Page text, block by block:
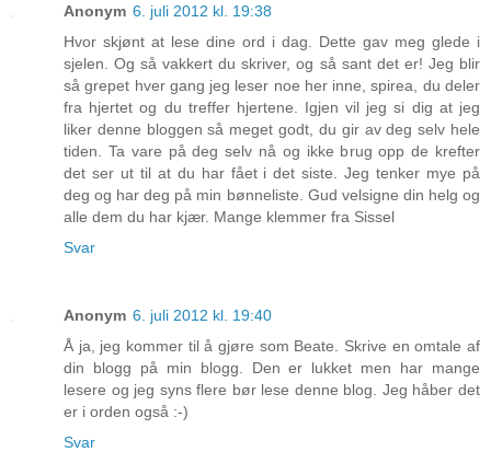
Anonym 6. juli 2012 kl. 19:38
Hvor skjønt at lese dine ord i dag. Dette gav meg glede i
sjelen. Og så vakkert du skriver, og så sant det er! Jeg blir
så grepet hver gang jeg leser noe her inne, spirea, du deler
fra hjertet og du treffer hjertene. Igjen vil jeg si dig at jeg
liker denne bloggen så meget godt, du gir av deg selv hele
tiden. Ta vare på deg selv nå og ikke brug opp de krefter
det ser ut til at du har fået i det siste. Jeg tenker mye på
deg og har deg på min bønneliste. Gud velsigne din helg og
alle dem du har kjær. Mange klemmer fra Sissel
Svar
Anonym 6. juli 2012 kl. 19:40
Å ja, jeg kommer til å gjøre som Beate. Skrive en omtale af
din blogg på min blogg. Den er lukket men har mange
lesere og jeg syns flere bør lese denne blog. Jeg håber det
er i orden også :-)
Svar